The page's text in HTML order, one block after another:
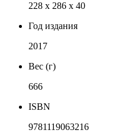
228 x 286 x 40
Год издания
2017
Вес (г)
666
ISBN
9781119063216